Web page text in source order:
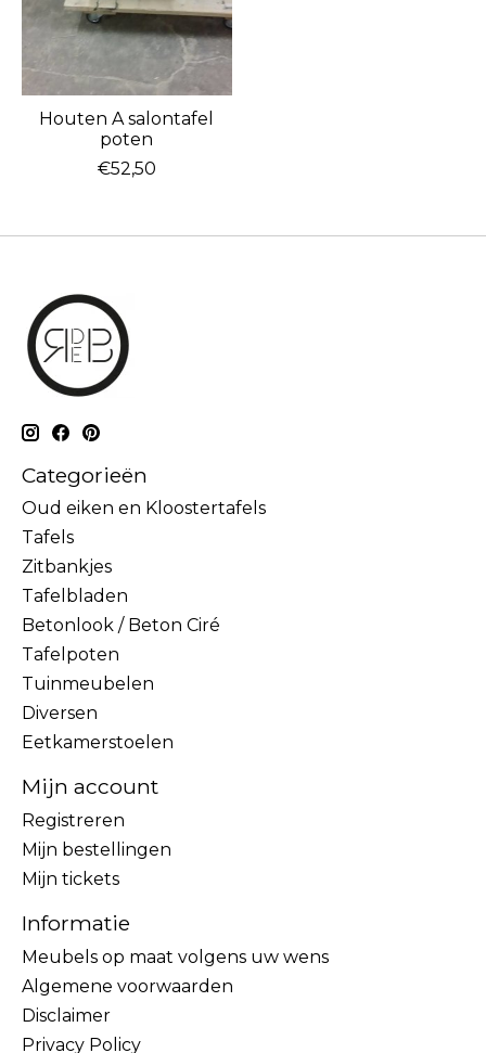
Houten A salontafel
poten
€52,50
Categorieën
Oud eiken en Kloostertafels
Tafels
Zitbankjes
Tafelbladen
Betonlook / Beton Ciré
Tafelpoten
Tuinmeubelen
Diversen
Eetkamerstoelen
Mijn account
Registreren
Mijn bestellingen
Mijn tickets
Informatie
Meubels op maat volgens uw wens
Algemene voorwaarden
Disclaimer
Privacy Policy